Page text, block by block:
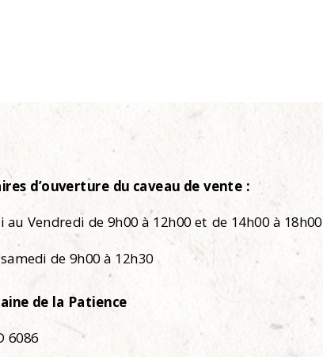
d’ouverture du caveau de vente :
au Vendredi de 9h00 à 12h00 et de 14h00 à 18h00
de 9h00 à 12h30
de la Patience
6086